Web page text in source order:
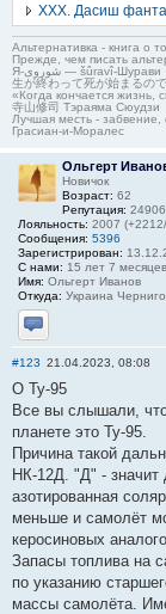
ХХХ. Дасиш
Альтернативка - книга о
Прежде, чем писать
Я-شوروی — šûravî-Шурави
生が終わって死が始まるの
«Когда кончается жизнь,
寺山修司 Тэраяма Сюудзи
Лучшая месть - забвение,
Грасиан-и-Моралес
Ольгерт
Новичок
Возраст: 62
Репутация:
Лояльность: 2007
Сообщения: 5396
Зарегистрирован:
С нами: 15 лет 7 месяцев
Имя: Ольгерт Иванов
Откуда: Украина
Отправить
#123 21.04.2023, 08:08
О Ту-95
Все вы слышали,
планете это Ту-95.
Причина такой
НК-12Д. "Д" - значит
азотированная
меньше и самолёт
керосиновых
Запасы топлива на
по указанию
массы самолёта.